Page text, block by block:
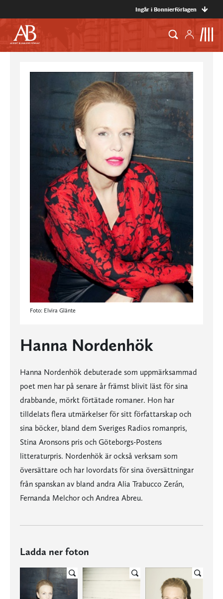
Ingår i Bonnierförlagen
Foto: Elvira Glänte
Hanna Nordenhök
Hanna Nordenhök debuterade som uppmärksammad
poet men har på senare år främst blivit läst för sina
drabbande, mörkt förtätade romaner. Hon har
tilldelats flera utmärkelser för sitt författarskap och
sina böcker, bland dem Sveriges Radios romanpris,
Stina Aronsons pris och Göteborgs-Postens
litteraturpris. Nordenhök är också verksam som
översättare och har lovordats för sina översättningar
från spanskan av bland andra Alia Trabucco Zerán,
Fernanda Melchor och Andrea Abreu.
Ladda ner foton